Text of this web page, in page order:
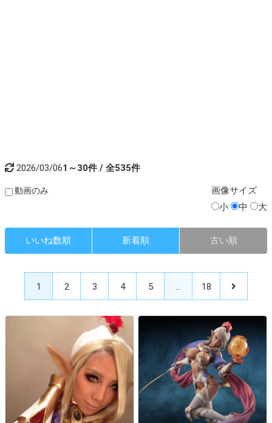
2026/03/061～30件 / 全535件
動画のみ 画像サイズ
小
中 大
いいね数順 新着順 古い順
1 2 3 4 5 … 18